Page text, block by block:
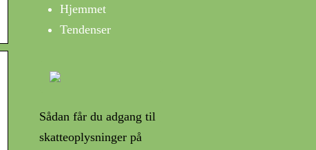
Hjemmet
Tendenser
Sådan får du adgang til
skatteoplysninger på